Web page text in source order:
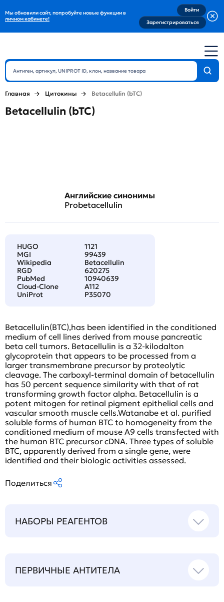
Мы обновили сайт, попробуйте новые функции в
личном кабинете!
Войти
Зарегистрироваться
Главная Цитокины Betacellulin (bTC)
Betacellulin (bTC)
Английские синонимы
Probetacellulin
HUGO
1121
MGI
99439
Wikipedia
Betacellulin
RGD
620275
PubMed
10940639
Cloud-Clone
A112
UniProt
P35070
Betacellulin(BTC),has been identified in the conditioned
medium of cell lines derived from mouse pancreatic
beta cell tumors. Betacellulin is a 32-kilodalton
glycoprotein that appears to be processed from a
larger transmembrane precursor by proteolytic
cleavage. The carboxyl-terminal domain of betacellulin
has 50 percent sequence similarity with that of rat
transforming growth factor alpha. Betacellulin is a
potent mitogen for retinal pigment epithelial cells and
vascular smooth muscle cells.Watanabe et al. purified
soluble forms of human BTC to homogeneity from the
conditioned medium of mouse A9 cells transfected with
the human BTC precursor cDNA. Three types of soluble
BTC, apparently derived from a single gene, were
identified and their biologic activities assessed.
Поделиться
НАБОРЫ РЕАГЕНТОВ
ПЕРВИЧНЫЕ АНТИТЕЛА